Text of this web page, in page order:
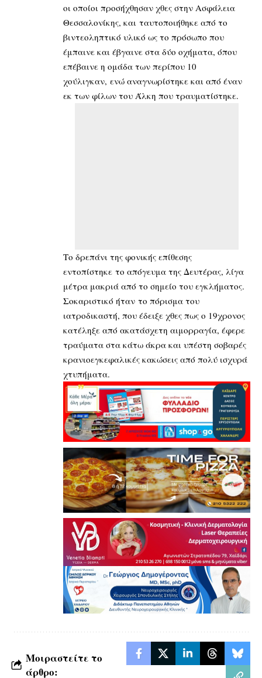
οι οποίοι προσήχθησαν χθες στην Ασφάλεια
Θεσσαλονίκης, και ταυτοποιήθηκε από το
βιντεοληπτικό υλικό ως το πρόσωπο που
έμπαινε και έβγαινε στα δύο οχήματα, όπου
επέβαινε η ομάδα των περίπου 10
χούλιγκαν, ενώ αναγνωρίστηκε και από έναν
εκ των φίλων του Άλκη που τραυματίστηκε.
Το δρεπάνι της φονικής επίθεσης
εντοπίστηκε το απόγευμα της Δευτέρας, λίγα
μέτρα μακριά από το σημείο του εγκλήματος.
Σοκαριστικό ήταν το πόρισμα του
ιατροδικαστή, που έδειξε χθες πως ο 19χρονος
κατέληξε από ακατάσχετη αιμορραγία, έφερε
τραύματα στα κάτω άκρα και υπέστη σοβαρές
κρανιοεγκεφαλικές κακώσεις από πολύ ισχυρά
χτυπήματα.
Μοιραστείτε το
άρθρο: